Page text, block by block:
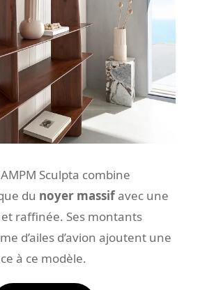
Sculpta combine
du noyer massifavec une
raffinée. Ses montants
d’ailes d’avion ajoutent une
à ce modèle.